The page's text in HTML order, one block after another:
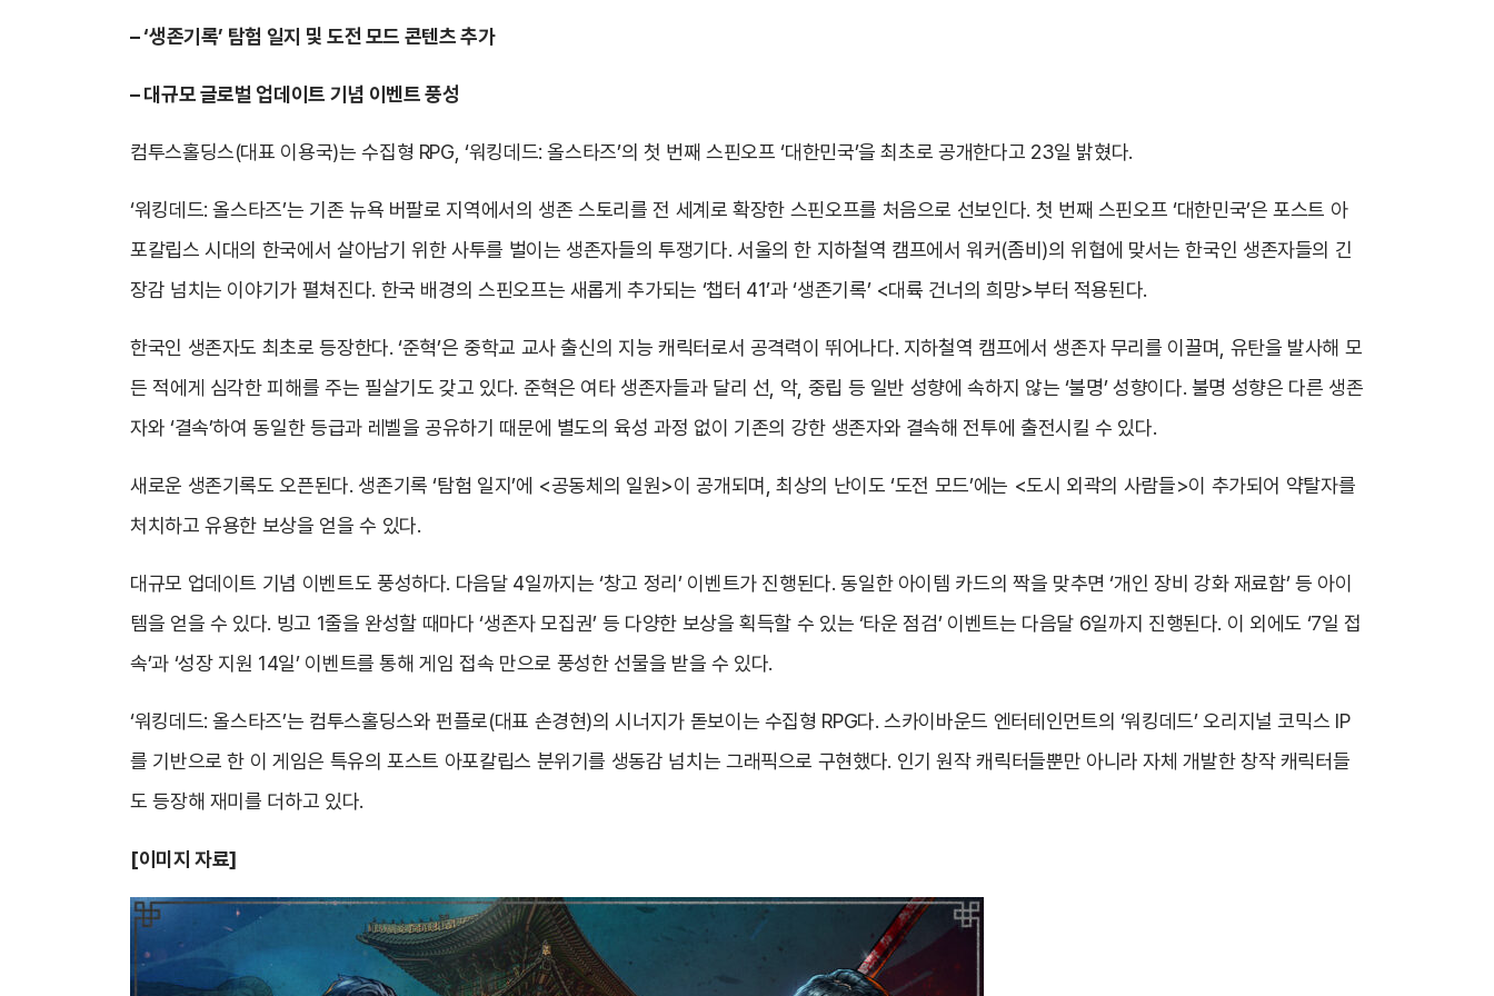
–‘생존기록’ 탐험 일지 및 도전 모드 콘텐츠 추가
–대규모 글로벌 업데이트 기념 이벤트 풍성
컴투스홀딩스(대표 이용국)는 수집형 RPG, ‘워킹데드: 올스타즈’의 첫 번째 스핀오프 ‘대한민국’을 최초로 공개한다고 23일 밝혔다.
‘워킹데드: 올스타즈’는 기존 뉴욕 버팔로 지역에서의 생존 스토리를 전 세계로 확장한 스핀오프를 처음으로 선보인다. 첫 번째 스핀오프 ‘대한민국’은 포스트 아
포칼립스 시대의 한국에서 살아남기 위한 사투를 벌이는 생존자들의 투쟁기다. 서울의 한 지하철역 캠프에서 워커(좀비)의 위협에 맞서는 한국인 생존자들의 긴
장감 넘치는 이야기가 펼쳐진다. 한국 배경의 스핀오프는 새롭게 추가되는 ‘챕터 41’과 ‘생존기록’ <대륙 건너의 희망>부터 적용된다.
한국인 생존자도 최초로 등장한다. ‘준혁’은 중학교 교사 출신의 지능 캐릭터로서 공격력이 뛰어나다. 지하철역 캠프에서 생존자 무리를 이끌며, 유탄을 발사해 모
든 적에게 심각한 피해를 주는 필살기도 갖고 있다. 준혁은 여타 생존자들과 달리 선, 악, 중립 등 일반 성향에 속하지 않는 ‘불명’ 성향이다. 불명 성향은 다른 생존
자와 ‘결속’하여 동일한 등급과 레벨을 공유하기 때문에 별도의 육성 과정 없이 기존의 강한 생존자와 결속해 전투에 출전시킬 수 있다.
새로운 생존기록도 오픈된다. 생존기록 ‘탐험 일지’에 <공동체의 일원>이 공개되며, 최상의 난이도 ‘도전 모드’에는 <도시 외곽의 사람들>이 추가되어 약탈자를
처치하고 유용한 보상을 얻을 수 있다.
대규모 업데이트 기념 이벤트도 풍성하다. 다음달 4일까지는 ‘창고 정리’ 이벤트가 진행된다. 동일한 아이템 카드의 짝을 맞추면 ‘개인 장비 강화 재료함’ 등 아이
템을 얻을 수 있다. 빙고 1줄을 완성할 때마다 ‘생존자 모집권’ 등 다양한 보상을 획득할 수 있는 ‘타운 점검’ 이벤트는 다음달 6일까지 진행된다. 이 외에도 ‘7일 접
속’과 ‘성장 지원 14일’ 이벤트를 통해 게임 접속 만으로 풍성한 선물을 받을 수 있다.
‘워킹데드: 올스타즈’는 컴투스홀딩스와 펀플로(대표 손경현)의 시너지가 돋보이는 수집형 RPG다. 스카이바운드 엔터테인먼트의 ‘워킹데드’ 오리지널 코믹스 IP
를 기반으로 한 이 게임은 특유의 포스트 아포칼립스 분위기를 생동감 넘치는 그래픽으로 구현했다. 인기 원작 캐릭터들뿐만 아니라 자체 개발한 창작 캐릭터들
도 등장해 재미를 더하고 있다.
[이미지 자료]